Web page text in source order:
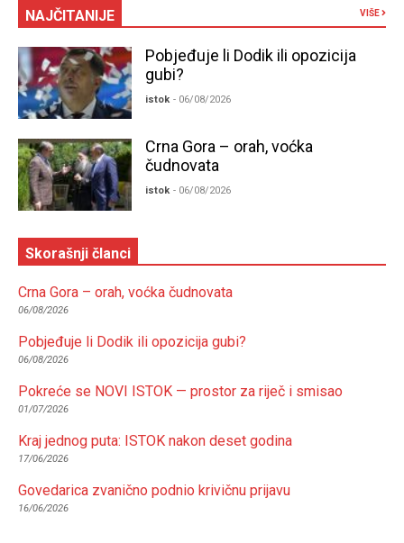
NAJČITANIJE VIŠE
Pobjeđuje li Dodik ili opozicija
gubi?
istok - 06/08/2026
Crna Gora – orah, voćka
čudnovata
istok - 06/08/2026
Skorašnji članci
Crna Gora – orah, voćka čudnovata
06/08/2026
Pobjeđuje li Dodik ili opozicija gubi?
06/08/2026
Pokreće se NOVI ISTOK — prostor za riječ i smisao
01/07/2026
Kraj jednog puta: ISTOK nakon deset godina
17/06/2026
Govedarica zvanično podnio krivičnu prijavu
16/06/2026